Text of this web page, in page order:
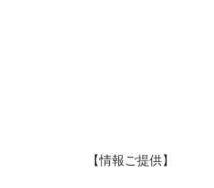
【情報ご提供】